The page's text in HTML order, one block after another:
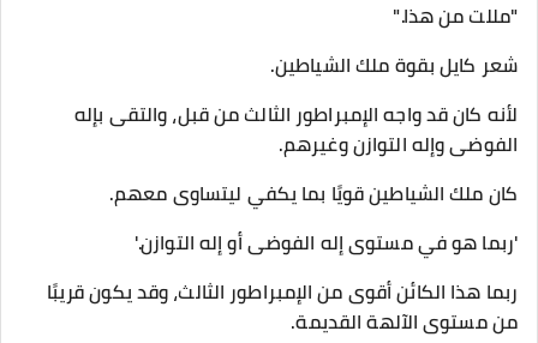
"مللت من هذا."
شعر كايل بقوة ملك الشياطين.
لأنه كان قد واجه الإمبراطور الثالث من قبل، والتقى بإله
الفوضى وإله التوازن وغيرهم.
كان ملك الشياطين قويًا بما يكفي ليتساوى معهم.
'ربما هو في مستوى إله الفوضى أو إله التوازن.'
ربما هذا الكائن أقوى من الإمبراطور الثالث، وقد يكون قريبًا
من مستوى الآلهة القديمة.